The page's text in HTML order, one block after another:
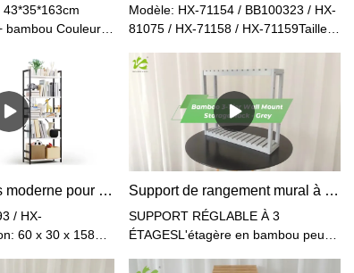
Couleur :
Modèle: HX-71154 / BB100323 / HX-
81075 / HX-71158 / HX-71159Taille
BambouPoids net : 2kgPoids brut :
2,5 kgCouleur: Noir / Naturel / Noyer
/ Marron / GrisÉtagères de
rangement de salle de bain en
bambou RuichangOptions de
hauteur réglableAssez large pour le
de bain en bambou
Étagère à livres moderne pour chambre à coucher, salon et bureau
/ HX-
60 x 30 x 158
Support de rangement mural à 3 niveaux en bambou - Gris
SUPPORT RÉGLABLE À 3
ÉTAGESL'étagère en bambou peut